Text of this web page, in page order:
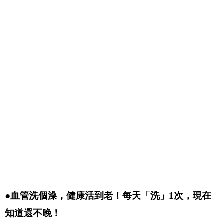
●血管洗個澡，健康活到老！每天「洗」1次，現在
知道還不晚！